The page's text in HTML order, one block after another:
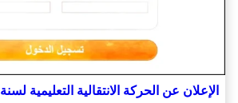
الإعلان عن الحركة الانتقالية التعليمية لسنة 2024